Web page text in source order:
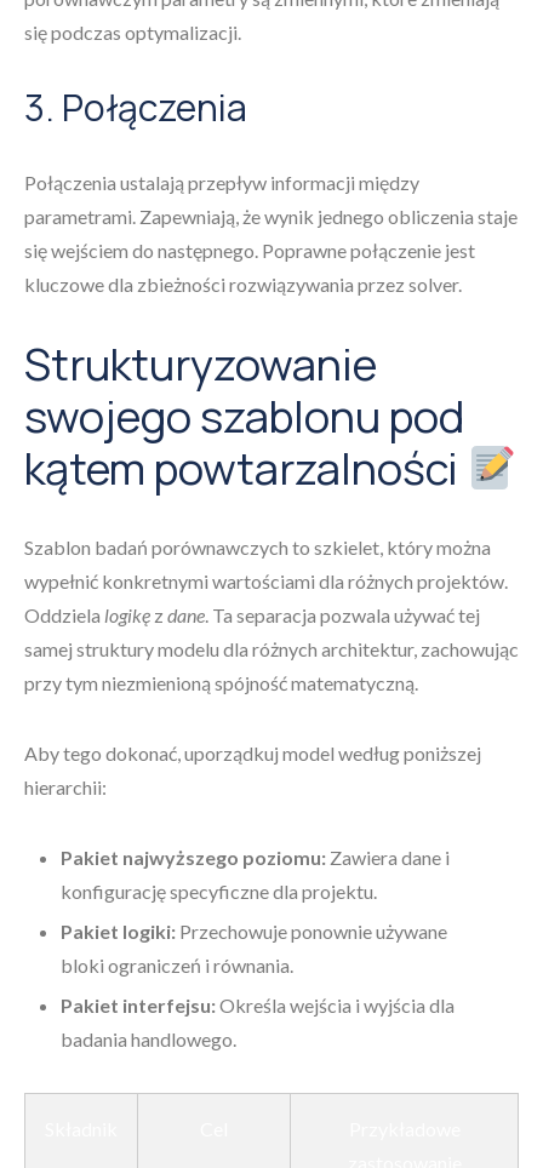
się podczas optymalizacji.
3. Połączenia
Połączenia ustalają przepływ informacji między
parametrami. Zapewniają, że wynik jednego obliczenia staje
się wejściem do następnego. Poprawne połączenie jest
kluczowe dla zbieżności rozwiązywania przez solver.
Strukturyzowanie
swojego szablonu pod
kątem powtarzalności
Szablon badań porównawczych to szkielet, który można
wypełnić konkretnymi wartościami dla różnych projektów.
Oddziela logikę z dane. Ta separacja pozwala używać tej
samej struktury modelu dla różnych architektur, zachowując
przy tym niezmienioną spójność matematyczną.
Aby tego dokonać, uporządkuj model według poniższej
hierarchii:
Pakiet najwyższego poziomu: Zawiera dane i
konfigurację specyficzne dla projektu.
Pakiet logiki: Przechowuje ponownie używane
bloki ograniczeń i równania.
Pakiet interfejsu:Określa wejścia i wyjścia dla
badania handlowego.